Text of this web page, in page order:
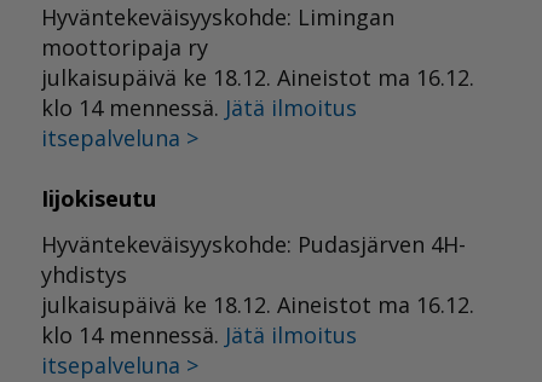
Hyväntekeväisyyskohde: Limingan
moottoripaja ry
julkaisupäivä ke 18.12. Aineistot ma 16.12.
klo 14 mennessä. Jätä ilmoitus
itsepalveluna >
Iijokiseutu
Hyväntekeväisyyskohde: Pudasjärven 4H-
yhdistys
julkaisupäivä ke 18.12. Aineistot ma 16.12.
klo 14 mennessä. Jätä ilmoitus
itsepalveluna >